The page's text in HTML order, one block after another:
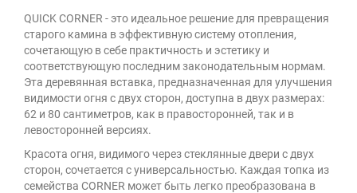
QUICK CORNER - это идеальное решение для превращения
старого камина в эффективную систему отопления,
сочетающую в себе практичность и эстетику и
соответствующую последним законодательным нормам.
Эта деревянная вставка, предназначенная для улучшения
видимости огня с двух сторон, доступна в двух размерах:
62 и 80 сантиметров, как в правосторонней, так и в
левосторонней версиях.
Красота огня, видимого через стеклянные двери с двух
сторон, сочетается с универсальностью. Каждая топка из
семейства CORNER может быть легко преобразована в